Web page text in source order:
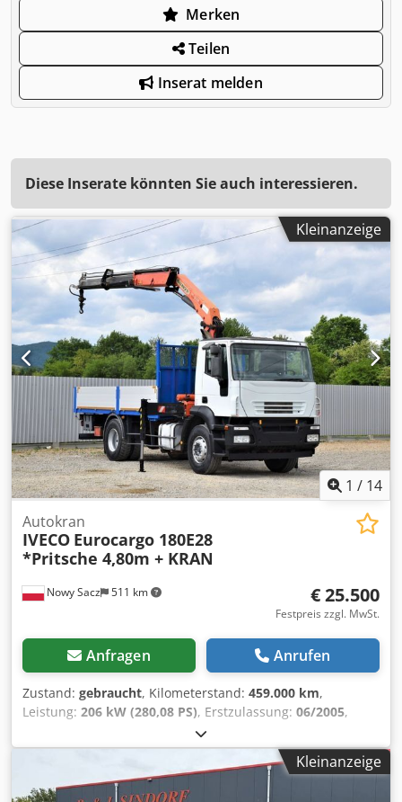
Merken
Teilen
Inserat melden
Diese Inserate könnten Sie auch interessieren.
Kleinanzeige
1 / 14
Nowy Sacz 511 km
Autokran
IVECO Eurocargo 180E28
*Pritsche 4,80m + KRAN
€ 25.500
Festpreis zzgl. MwSt.
Anfragen Anrufen
Zustand: gebraucht, Kilometerstand: 459.000 km,
Leistung: 206 kW (280,08 PS), Erstzulassung: 06/2005,
, Gesamtgewicht:
Konfiguration:2 Achsen, Bremsen:Retarder, Farbe:Weiß,
, Laderaumlänge:4.800 mm ,
Laderaumbreite:2.480 mm, Laderaumhöhe:
Kleinanzeige